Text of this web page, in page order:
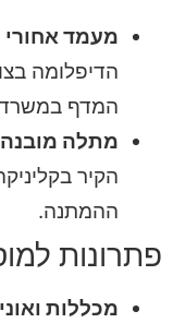
מעמד אחורי
הדיפלומה
המדף
מתלה
הקיר
ההמתנה.
פתרונות
מכללות